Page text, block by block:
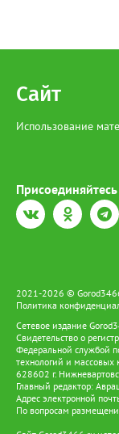
Сайт
Использование
2021-2026 ©
Политика
Сетевое издание
Свидетельство о
Федеральной службой
технологий и
628602 г.
Главный редактор:
Адрес электронной
По вопросам